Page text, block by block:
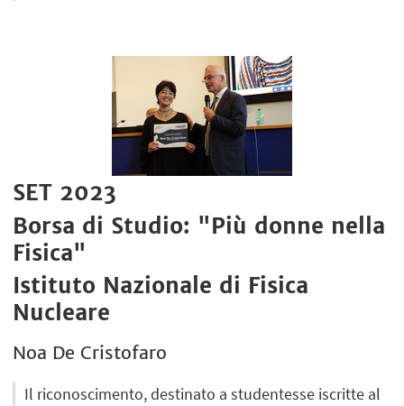
SET 2023
Borsa di Studio: "Più donne nella
Fisica"
Istituto Nazionale di Fisica
Nucleare
Noa De Cristofaro
Il riconoscimento, destinato a studentesse iscritte al